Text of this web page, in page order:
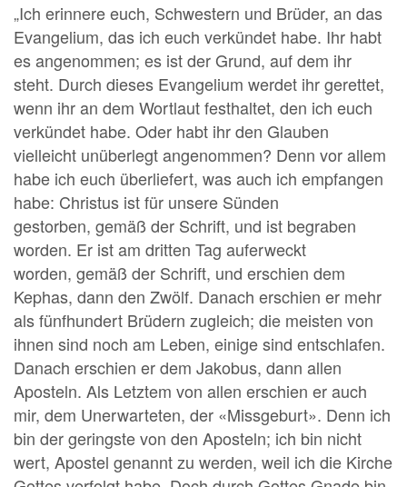
„Ich erinnere euch, Schwestern und Brüder, an das
Evangelium, das ich euch verkündet habe. Ihr habt
es angenommen; es ist der Grund, auf dem ihr
steht. Durch dieses Evangelium werdet ihr gerettet,
wenn ihr an dem Wortlaut festhaltet, den ich euch
verkündet habe. Oder habt ihr den Glauben
vielleicht unüberlegt angenommen? Denn vor allem
habe ich euch überliefert, was auch ich empfangen
habe: Christus ist für unsere Sünden
gestorben, gemäß der Schrift, und ist begraben
worden. Er ist am dritten Tag auferweckt
worden, gemäß der Schrift, und erschien dem
Kephas, dann den Zwölf. Danach erschien er mehr
als fünfhundert Brüdern zugleich; die meisten von
ihnen sind noch am Leben, einige sind entschlafen.
Danach erschien er dem Jakobus, dann allen
Aposteln. Als Letztem von allen erschien er auch
mir, dem Unerwarteten, der «Missgeburt». Denn ich
bin der geringste von den Aposteln; ich bin nicht
wert, Apostel genannt zu werden, weil ich die Kirche